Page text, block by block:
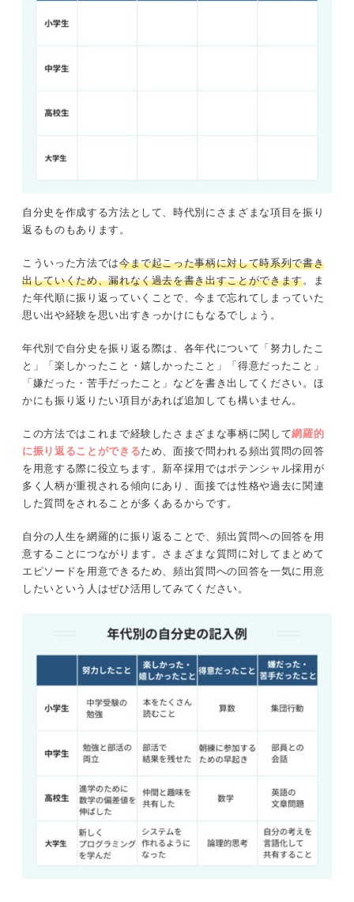
自分史を作成する方法として、時代別にさまざまな項目を振り
返るものもあります。
こういった方法では今まで起こった事柄に対して時系列で書き
出していくため、漏れなく過去を書き出すことができます。ま
た年代順に振り返っていくことで、今まで忘れてしまっていた
思い出や経験を思い出すきっかけにもなるでしょう。
年代別で自分史を振り返る際は、各年代について「努力したこ
と」「楽しかったこと・嬉しかったこと」「得意だったこと」
「嫌だった・苦手だったこと」などを書き出してください。ほ
かにも振り返りたい項目があれば追加しても構いません。
この方法ではこれまで経験したさまざまな事柄に関して網羅的
に振り返ることができるため、面接で問われる頻出質問の回答
を用意する際に役立ちます。新卒採用ではポテンシャル採用が
多く人柄が重視される傾向にあり、面接では性格や過去に関連
した質問をされることが多くあるからです。
自分の人生を網羅的に振り返ることで、頻出質問への回答を用
意することにつながります。さまざまな質問に対してまとめて
エピソードを用意できるため、頻出質問への回答を一気に用意
したいという人はぜひ活用してみてください。